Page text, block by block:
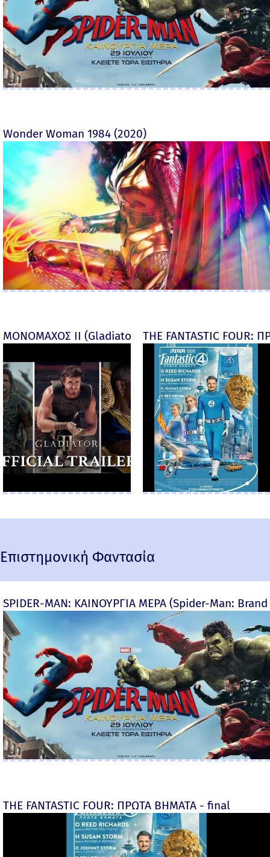
Wonder Woman 1984 (2020)
ΜΟΝΟΜΑΧΟΣ ΙΙ (Gladiator II) -THE FANTASTIC
Επιστημονική Φαντασία
SPIDER-MAN: ΚΑΙΝΟΥΡΓΙΑ ΜΕΡΑ (Spider-Man:
THE FANTASTIC FOUR: ΠΡΩΤΑ ΒΗΜΑΤΑ - final